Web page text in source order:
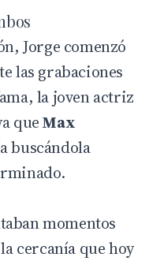
Jorge comenzó
las grabaciones
la joven actriz
queMax
buscándola
momentos
cercanía que hoy